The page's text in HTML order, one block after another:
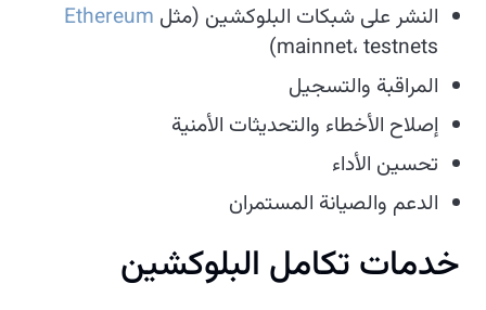
النشر على شبكات البلوكشين (مثل Ethereum
mainnet، testnets)
المراقبة والتسجيل
إصلاح الأخطاء والتحديثات الأمنية
تحسين الأداء
الدعم والصيانة المستمران
خدمات تكامل البلوكشين